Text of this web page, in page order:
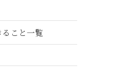
こと一覧